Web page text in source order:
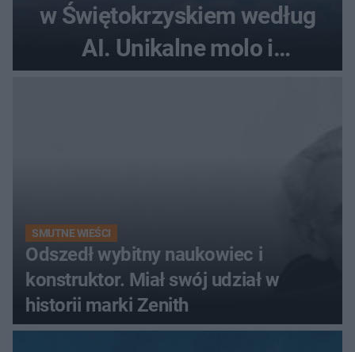
w Świętokrzyskiem według
AI. Unikalne molo i
promenada
SMUTNE WIEŚCI
Odszedł wybitny naukowiec i
konstruktor. Miał swój udział w
historii marki Zenith